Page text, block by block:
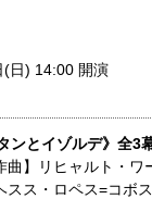
(日) 14:00 開演
ンとイゾルデ》全3
曲】リヒャルト・ワ
スス・ロペス=コボ